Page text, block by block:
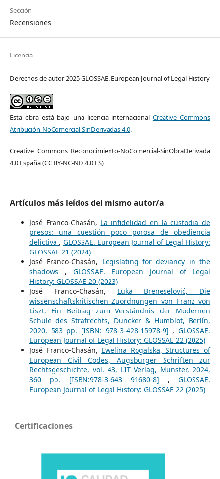
Sección
Recensiones
Licencia
Derechos de autor 2025 GLOSSAE. European Journal of Legal History
Esta obra está bajo una licencia internacional Creative Commons
Atribución-NoComercial-SinDerivadas 4.0.
Creative Commons Reconocimiento-NoComercial-SinObraDerivada
4.0 España (CC BY-NC-ND 4.0 ES)
Artículos más leídos del mismo autor/a
José Franco-Chasán, La infidelidad en la custodia de
presos: una cuestión poco porosa de obediencia
delictiva , GLOSSAE. European Journal of Legal History:
GLOSSAE 21 (2024)
José Franco-Chasán, Legislating for deviancy in the
shadows , GLOSSAE. European Journal of Legal
History: GLOSSAE 20 (2023)
José Franco-Chasán, Luka Breneselović, Die
wissenschaftskritischen Zuordnungen von Franz von
Liszt. Ein Beitrag zum Verständnis der Modernen
Schule des Strafrechts, Duncker & Humblot, Berlín,
2020, 583 pp. [ISBN: 978-3-428-15978-9] ,GLOSSAE.
European Journal of Legal History: GLOSSAE 22 (2025)
José Franco-Chasán, Ewelina Rogalska, Structures of
European Civil Codes, Augsburger Schriften zur
Rechtsgeschichte, vol. 43, LIT Verlag, Münster, 2024,
360 pp. [ISBN:978-3-643 91680-8] ,GLOSSAE.
European Journal of Legal History: GLOSSAE 22 (2025)
Certificaciones